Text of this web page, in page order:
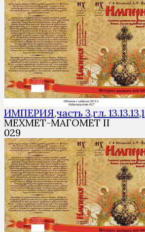
ИМПЕРИЯ,часть 3,гл. 13.13.13,1
МЕХМЕТ-МАГОМЕТ II
029